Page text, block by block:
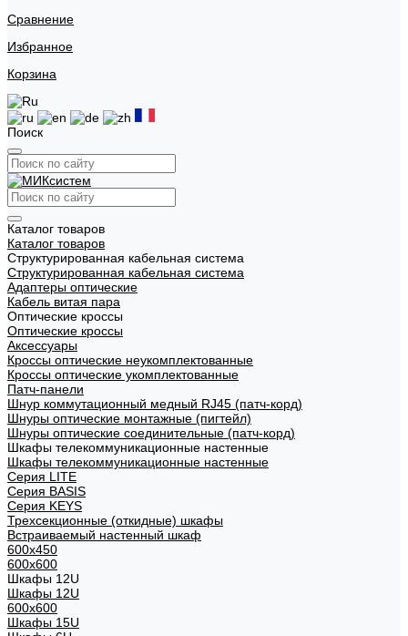
Сравнение
Избранное
Корзина
Поиск
Каталог товаров
Каталог товаров
Структурированная кабельная система
Структурированная кабельная система
Адаптеры оптические
Кабель витая пара
Оптические кроссы
Оптические кроссы
Аксессуары
Кроссы оптические неукомплектованные
Кроссы оптические укомплектованные
Патч-панели
Шнур коммутационный медный RJ45 (патч-корд)
Шнуры оптические монтажные (пигтейл)
Шнуры оптические соединительные (патч-корд)
Шкафы телекоммуникационные настенные
Шкафы телекоммуникационные настенные
Cерия LITE
Cерия BASIS
Cерия KEYS
Трехсекционные (откидные) шкафы
Встраиваемый настенный шкаф
600x450
600x600
Шкафы 12U
Шкафы 12U
600x600
Шкафы 15U